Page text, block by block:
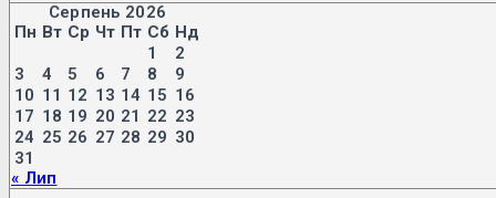
Серпень 2026
Пн Вт Ср Чт Пт Сб Нд
1
2
3
4 5 6 7 8
9
10 11 12 13 14 15 16
17 18 19 20 21 22 23
24 25 26 27 28 29 30
31
« Лип